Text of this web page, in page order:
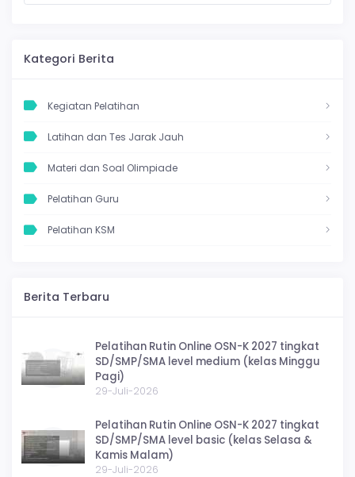
Kategori Berita
Kegiatan Pelatihan
Latihan dan Tes Jarak Jauh
Materi dan Soal Olimpiade
Pelatihan Guru
Pelatihan KSM
Pengumuman
Try Out
Berita Terbaru
Pelatihan Rutin Online OSN-K 2027 tingkat
SD/SMP/SMA level medium (kelas Minggu
Pagi)
29-Juli-2026
Pelatihan Rutin Online OSN-K 2027 tingkat
SD/SMP/SMA level basic (kelas Selasa &
Kamis Malam)
29-Juli-2026